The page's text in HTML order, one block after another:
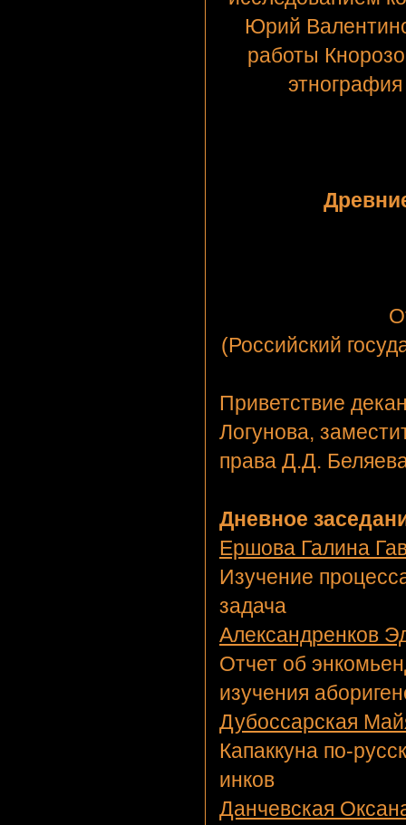
Юрий
работы
(Российский
Приветствие
Логунова,
права Д.Д.
Дневное
Ершова Галина
Изучение
задача
Александренков
Отчет об
изучения
Дубоссарская
Капаккуна по-
инков
Данчевская